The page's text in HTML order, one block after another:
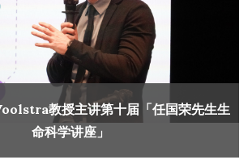
教授主讲第十届「任国荣先生生
命科学讲座」